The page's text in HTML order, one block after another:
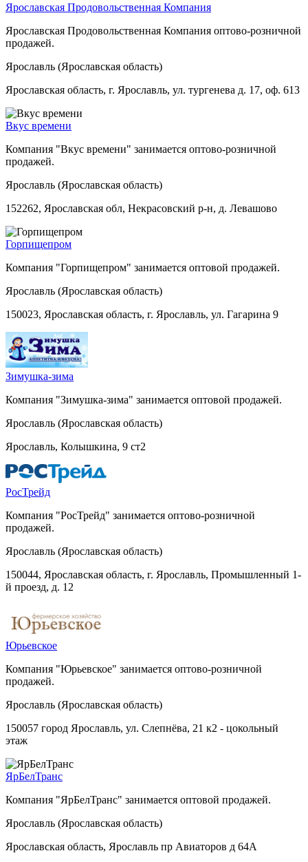
Ярославская Продовольственная Компания
Ярославская Продовольственная Компания оптово-розничной
продажей.
Ярославль (Ярославская область)
Ярославская область, г. Ярославль, ул. тургенева д. 17, оф. 613
Вкус времени
Компания "Вкус времени" занимается оптово-розничной
продажей.
Ярославль (Ярославская область)
152262, Ярославская обл, Некрасовский р-н, д. Левашово
Горпищепром
Компания "Горпищепром" занимается оптовой продажей.
Ярославль (Ярославская область)
150023, Ярославская область, г. Ярославль, ул. Гагарина 9
Зимушка-зима
Компания "Зимушка-зима" занимается оптовой продажей.
Ярославль (Ярославская область)
Ярославль, Колышкина, 9 ст2
РосТрейд
Компания "РосТрейд" занимается оптово-розничной
продажей.
Ярославль (Ярославская область)
150044, Ярославская область, г. Ярославль, Промышленный 1-
й проезд, д. 12
Юрьевское
Компания "Юрьевское" занимается оптово-розничной
продажей.
Ярославль (Ярославская область)
150057 город Ярославль, ул. Слепнёва, 21 к2 - цокольный
этаж
ЯрБелТранс
Компания "ЯрБелТранс" занимается оптовой продажей.
Ярославль (Ярославская область)
Ярославская область, Ярославль пр Авиаторов д 64А